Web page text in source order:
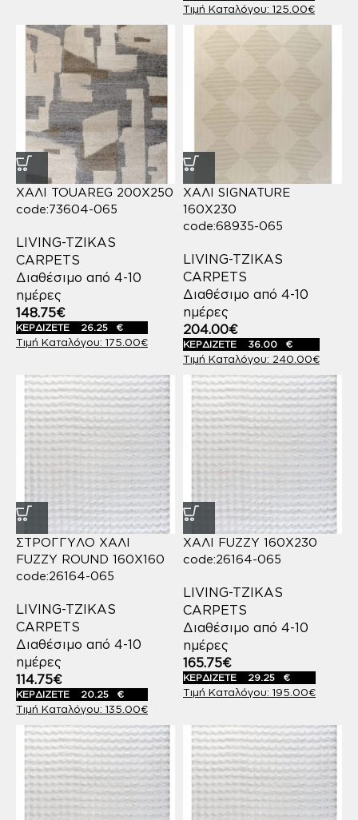
125.00€
ΧΑΛΙ TOUAREG 200X250
code:73604-065
LIVING-TZIKAS
CARPETS
Διαθέσιμο από 4-10
ημέρες
175.00€
148.75€
ΚΕΡΔΙΖΕΤΕ 26.25 €
ΧΑΛΙ SIGNATURE
160X230
code:68935-065
LIVING-TZIKAS
CARPETS
Διαθέσιμο από 4-10
ημέρες
240.00€
204.00€
ΚΕΡΔΙΖΕΤΕ 36.00 €
ΣΤΡΟΓΓΥΛΟ ΧΑΛΙ
FUZZY ROUND 160X160
code:26164-065
LIVING-TZIKAS
CARPETS
Διαθέσιμο από 4-10
ημέρες
135.00€
114.75€
ΚΕΡΔΙΖΕΤΕ 20.25 €
ΧΑΛΙ FUZZY 160X230
code:26164-065
LIVING-TZIKAS
CARPETS
Διαθέσιμο από 4-10
ημέρες
195.00€
165.75€
ΚΕΡΔΙΖΕΤΕ 29.25 €